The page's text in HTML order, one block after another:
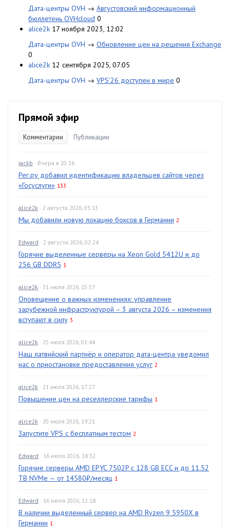
Дата-центры OVH → Августовский информационный
бюллетень OVHcloud 0
alice2k 17 ноября 2023, 12:02
Дата-центры OVH → Обновление цен на решения Exchange
0
alice2k 12 сентября 2025, 07:05
Дата-центры OVH → VPS'26 доступен в мире 0
Прямой эфир
Комментарии Публикации
jackb · Вчера в 20:36
Рег.ру добавил идентификацию владельцев сайтов через
«Госуслуги» 133
alice2k · 2 августа 2026, 03:13
Мы добавили новую локацию боксов в Германии 2
Edward · 2 августа 2026, 02:24
Горячие выделенные серверы на Xeon Gold 5412U и до
256 GB DDR5 1
alice2k · 31 июля 2026, 15:57
Оповещение о важных изменениях: управление
зарубежной инфраструктурой – 3 августа 2026 – изменения
вступают в силу 3
alice2k · 25 июля 2026, 01:44
Наш латвийский партнёр и оператор дата-центра уведомил
нас о приостановке предоставления услуг 2
alice2k · 21 июля 2026, 17:27
Повышение цен на реселлерские тарифы 1
alice2k · 20 июля 2026, 19:21
Запустите VPS с бесплатным тестом 2
Edward · 16 июля 2026, 18:32
Горячие серверы AMD EPYC 7502P с 128 GB ECC и до 11.52
TB NVMe — от 14580₽/месяц 1
Edward · 16 июля 2026, 12:18
В наличии выделенный сервер на AMD Ryzen 9 5950X в
Германии 1